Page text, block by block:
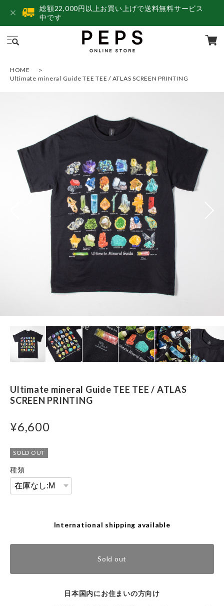
総額22,000円以上お買い上げで送料無料サービス
中です
HOME
Ultimate mineral Guide TEE TEE / ATLAS SCREEN PRINTING
Ultimate mineral Guide TEE TEE / ATLAS
SCREEN PRINTING
¥6,600
SOLD OUT
種類
International shipping available
Sold out
日本国内にお住まいの方向け